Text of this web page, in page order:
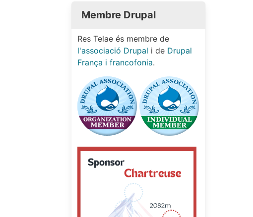
Membre Drupal
Res Telae és membre de
l'associació Drupal i de Drupal
França i francofonia.